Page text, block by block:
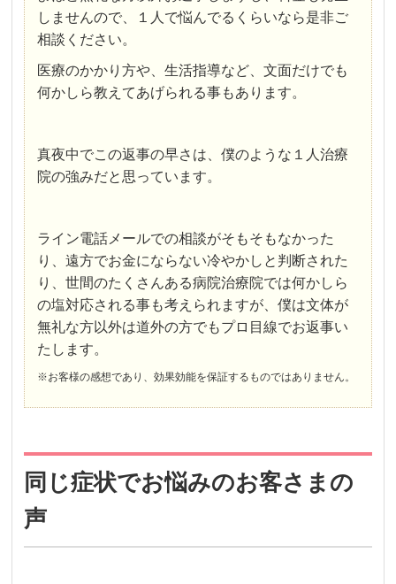
しませんので、１人で悩んでるくらいなら是非ご
相談ください。
医療のかかり方や、生活指導など、文面だけでも
何かしら教えてあげられる事もあります。
真夜中でこの返事の早さは、僕のような１人治療
院の強みだと思っています。
ライン電話メールでの相談がそもそもなかった
り、遠方でお金にならない冷やかしと判断された
り、世間のたくさんある病院治療院では何かしら
の塩対応される事も考えられますが、僕は文体が
無礼な方以外は道外の方でもプロ目線でお返事い
たします。
※お客様の感想であり、効果効能を保証するものではありません。
同じ症状でお悩みのお客さまの
声